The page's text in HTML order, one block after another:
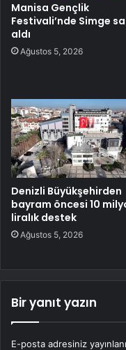
Manisa Gençlik
Festivali’nde Simge
aldı
Ağustos 5, 2026
Denizli Büyükşehirden
bayram öncesi 10
liralık destek
Ağustos 5, 2026
Bir yanıt yazın
E-posta adresiniz